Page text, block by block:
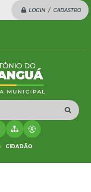
LOGIN / CADASTRO
CIDADÃO